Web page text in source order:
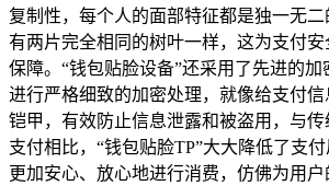
复制性，每个人的面部特征都是独一无
有两片完全相同的树叶一样，这为支付
保障。“钱包贴脸设备”还采用了先进的
进行严格细致的加密处理，就像给支付
铠甲，有效防止信息泄露和被盗用，与
支付相比，“钱包贴脸TP”大大降低了支
更加安心、放心地进行消费，仿佛为用户